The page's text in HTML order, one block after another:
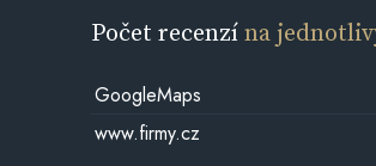
Počet recenzína
GoogleMaps
www.firmy.cz